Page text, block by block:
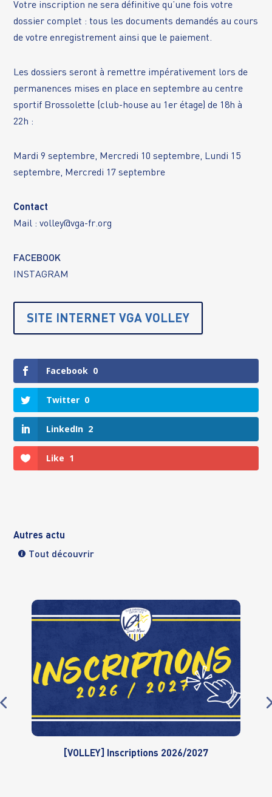
Votre inscription ne sera définitive qu’une fois votre
dossier complet : tous les documents demandés au cours
de votre enregistrement ainsi que le paiement.
Les dossiers seront à remettre impérativement lors de
permanences mises en place en septembre au centre
sportif Brossolette (club-house au 1er étage) de 18h à
22h :
Mardi 9 septembre, Mercredi 10 septembre, Lundi 15
septembre, Mercredi 17 septembre
Contact
Mail :volley@vga-fr.org
FACEBOOK
INSTAGRAM
SITE INTERNET VGA VOLLEY
Facebook 0
Twitter 0
LinkedIn 2
Like 1
Autres actu
Tout découvrir
[VOLLEY] Inscriptions 2026/2027